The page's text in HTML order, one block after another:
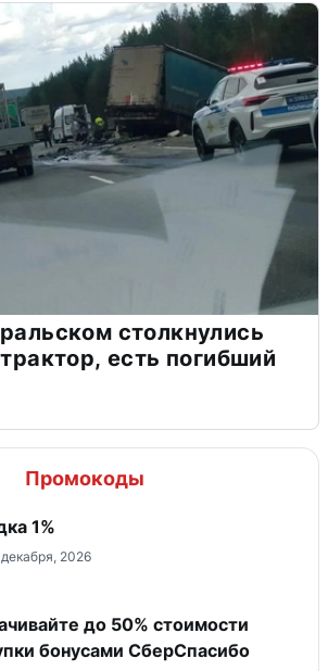
столкнулись
есть погибший
Промокоды
1%
2026
до 50% стоимости
бонусами СберСпасибо